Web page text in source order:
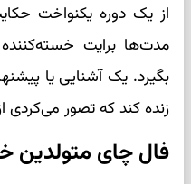
از یک دوره یکنواخت
مدت‌ها برایت
بگیرد. یک آشنایی یا
زنده کند که تصور می‌کردی
فال چای متولدین